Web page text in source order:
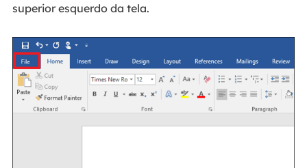
superior esquerdo da tela.